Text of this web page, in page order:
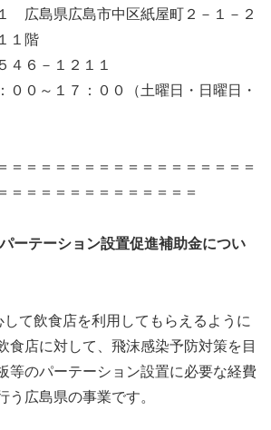
広島県広島市中区紙屋町２－１－２
１階
４６－１２１１
００～１７：００（土曜日・日曜日・
＝＝＝＝＝＝＝＝＝＝＝＝＝＝＝＝＝
＝＝＝＝＝＝＝＝＝＝＝＝＝
ーテーション設置促進補助金につい
て飲食店を利用してもらえるように
食店に対して、飛沫感染予防対策を目
等のパーテーション設置に必要な経費
う広島県の事業です。